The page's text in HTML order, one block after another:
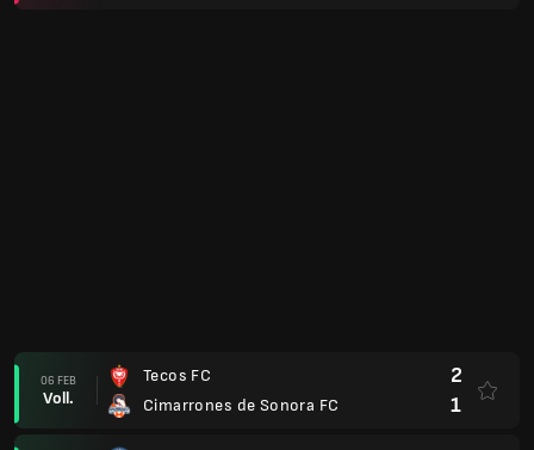
06 FEB
Voll.
Tecos FC
Cimarrones de Sonora FC
2
1